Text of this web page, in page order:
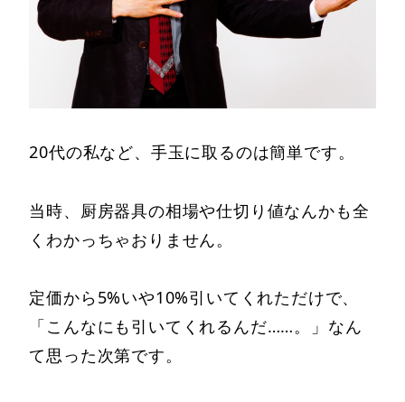
20代の私など、手玉に取るのは簡単です。
当時、厨房器具の相場や仕切り値なんかも全
くわかっちゃおりません。
定価から5%いや10%引いてくれただけで、
「こんなにも引いてくれるんだ……。」なん
て思った次第です。